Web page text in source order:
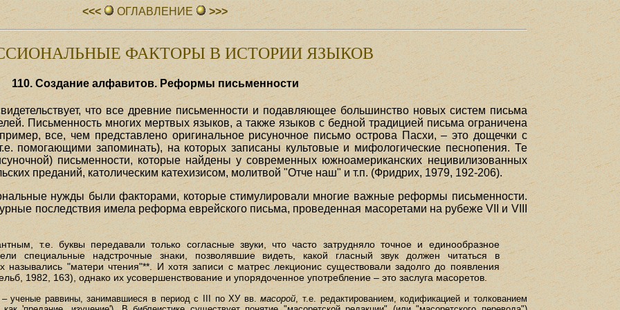
<<< ОГЛАВЛЕHИЕ >>>
ФАКТОРЫ В ИСТОРИИ ЯЗЫКОВ
110. Создание алфавитов. Реформы письменности
что все древние письменности и подавляющее большинство новых систем письма
Письменность многих мертвых языков, а также языков с бедной традицией письма ограничена
все, чем представлено оригинальное рисуночное письмо острова Пасхи, – это дощечки с
помогающими запоминать), на которых записаны культовые и мифологические песнопения. Те
письменности, которые найдены у современных южноамериканских нецивилизованных
преданий, католическим катехизисом, молитвой "Отче наш" и т.п. (Фридрих, 1979, 192-206).
нужды были факторами, которые стимулировали многие важные реформы письменности.
последствия имела реформа еврейского письма, проведенная масоретами на рубеже VII и VIII
т.е. буквы передавали только согласные звуки, что часто затрудняло точное и единообразное
специальные надстрочные знаки, позволявшие видеть, какой гласный звук должен читаться в
"матери чтения"**. И хотя записи с матрес лекционис существовали задолго до появления
1982, 163), однако их усовершенствование и упорядоченное употребление – это заслуга масоретов.
– ученые раввины, занимавшиеся в период с III по ХУ вв.масорой, т.е. редактированием, кодификацией и толкованием